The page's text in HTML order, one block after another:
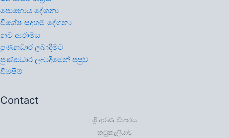
පොහොය දේශනා
විශේෂ සදහම් දේශනා
නව ආරාමය
පුණ්‍යාධාර ලබාදීමට
පුණ්‍යාධාර ලබාදීමෙන් පසුව
විමසීම්
Contact
ශ්‍රී අරණ විහාරය
කටුකැලියාව